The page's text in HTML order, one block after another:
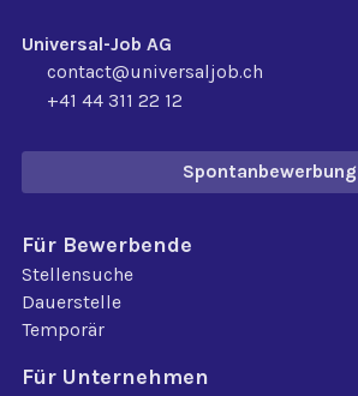
Universal-Job AG
contact@universaljob.ch
+41 44 311 22 12
Spontanbewerbung
Für Bewerbende
Stellensuche
Dauerstelle
Temporär
Für Unternehmen